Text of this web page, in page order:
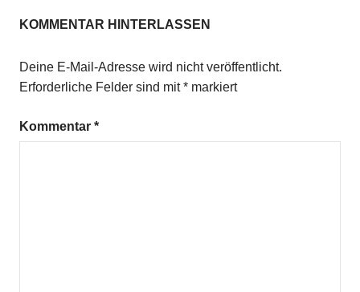
KOMMENTAR HINTERLASSEN
Deine E-Mail-Adresse wird nicht veröffentlicht.
Erforderliche Felder sind mit* markiert
Kommentar *